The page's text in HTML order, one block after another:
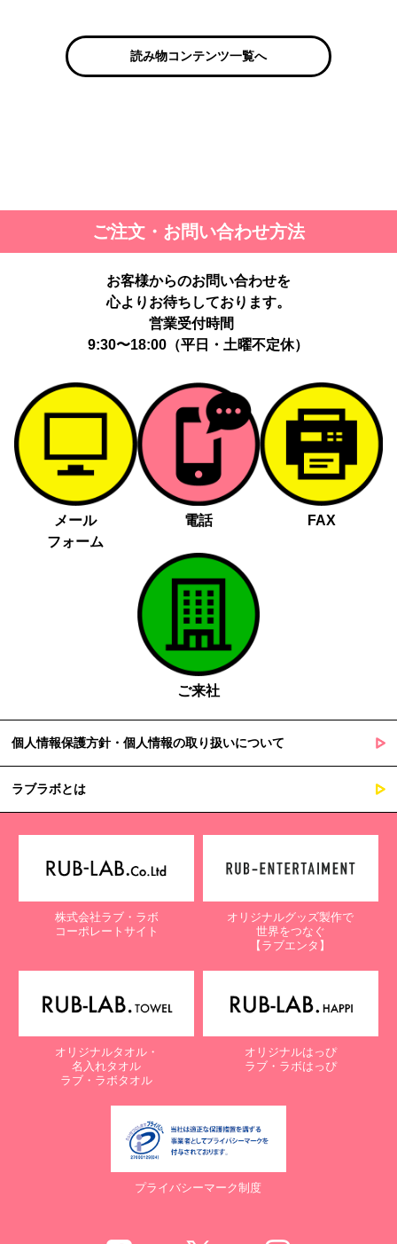
読み物コンテンツ一覧へ
ご注文・お問い合わせ方法
お客様からのお問い合わせを
心よりお待ちしております。
営業受付時間
9:30〜18:00（平日・土曜不定休）
メール
フォーム
電話 FAX
ご来社
個人情報保護方針・個人情報の取り扱いについて
ラブラボとは
株式会社ラブ・ラボ
コーポレートサイト
オリジナルグッズ製作で
世界をつなぐ
【ラブエンタ】
オリジナルタオル・
名入れタオル
ラブ・ラボタオル
オリジナルはっぴ
ラブ・ラボはっぴ
プライバシーマーク制度